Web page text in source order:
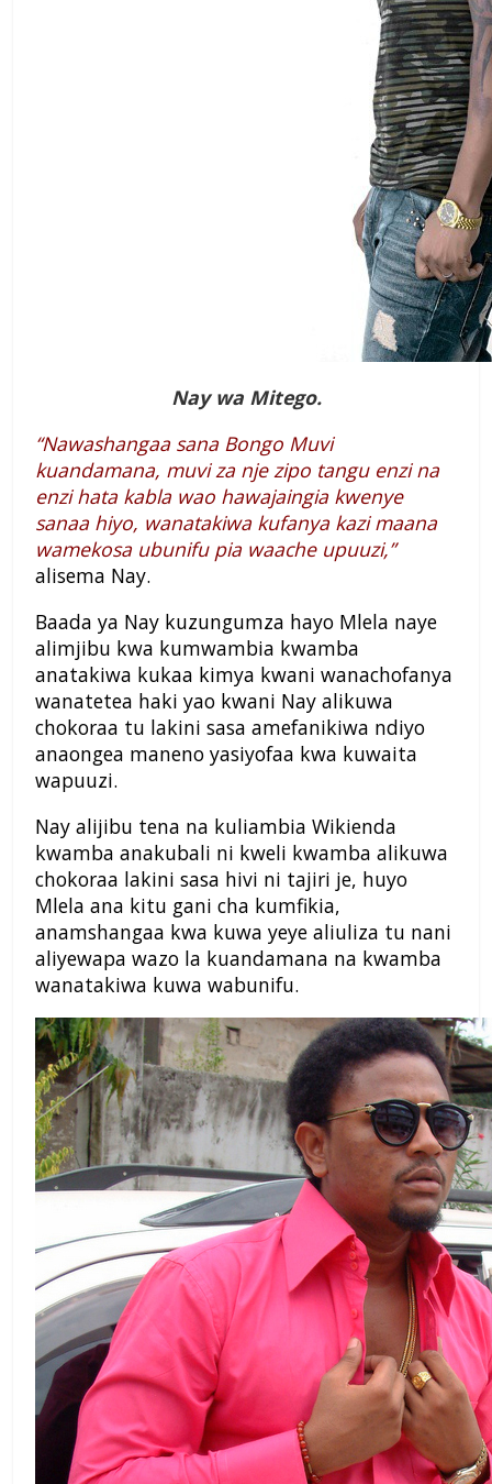
Nay wa Mitego.
“Nawashangaa sana Bongo Muvi
kuandamana, muvi za nje zipo tangu enzi na
enzi hata kabla wao hawajaingia kwenye
sanaa hiyo, wanatakiwa kufanya kazi maana
wamekosa ubunifu pia waache upuuzi,”
alisema Nay.
Baada ya Nay kuzungumza hayo Mlela naye
alimjibu kwa kumwambia kwamba
anatakiwa kukaa kimya kwani wanachofanya
wanatetea haki yao kwani Nay alikuwa
chokoraa tu lakini sasa amefanikiwa ndiyo
anaongea maneno yasiyofaa kwa kuwaita
wapuuzi.
Nay alijibu tena na kuliambia Wikienda
kwamba anakubali ni kweli kwamba alikuwa
chokoraa lakini sasa hivi ni tajiri je, huyo
Mlela ana kitu gani cha kumfikia,
anamshangaa kwa kuwa yeye aliuliza tu nani
aliyewapa wazo la kuandamana na kwamba
wanatakiwa kuwa wabunifu.